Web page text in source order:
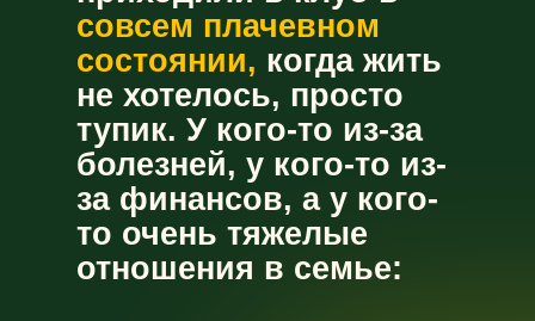
совсем плачевном
состоянии, когда жить
не хотелось, просто
тупик. У кого-то из-за
болезней, у кого-то из-
за финансов, а у кого-
то очень тяжелые
отношения в семье: